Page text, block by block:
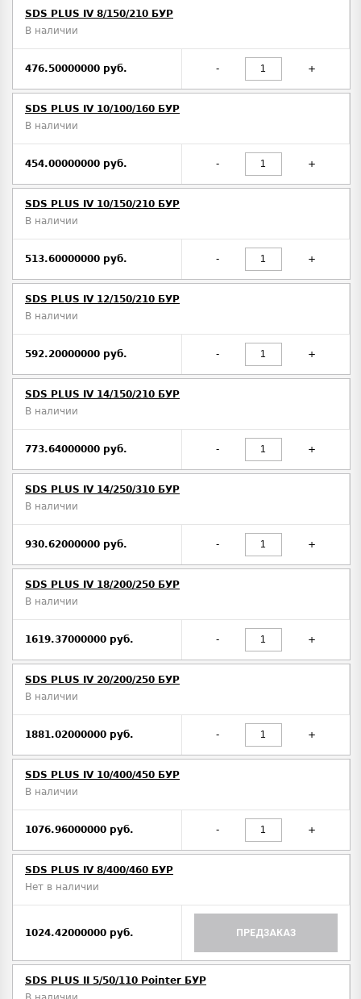
SDS PLUS IV 8/150/210 БУР
В наличии
476.50000000 руб. - +
SDS PLUS IV 10/100/160 БУР
В наличии
454.00000000 руб. - +
SDS PLUS IV 10/150/210 БУР
В наличии
513.60000000 руб. - +
SDS PLUS IV 12/150/210 БУР
В наличии
592.20000000 руб. - +
SDS PLUS IV 14/150/210 БУР
В наличии
773.64000000 руб. - +
SDS PLUS IV 14/250/310 БУР
В наличии
930.62000000 руб. - +
SDS PLUS IV 18/200/250 БУР
В наличии
1619.37000000 руб. - +
SDS PLUS IV 20/200/250 БУР
В наличии
1881.02000000 руб. - +
SDS PLUS IV 10/400/450 БУР
В наличии
1076.96000000 руб. - +
SDS PLUS IV 8/400/460 БУР
Нет в наличии
1024.42000000 руб. ПРЕДЗАКАЗ
SDS PLUS II 5/50/110 Pointer БУР